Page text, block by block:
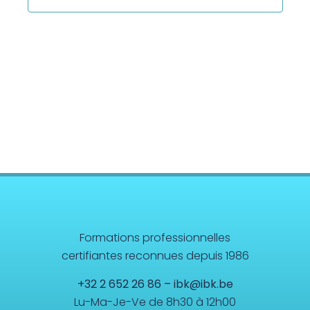
Formations professionnelles
certifiantes reconnues depuis 1986
+32 2 652 26 86 – ibk@ibk.be
Lu-Ma-Je-Ve de 8h30 à 12h00